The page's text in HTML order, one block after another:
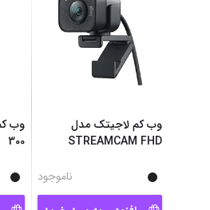
وب کم لاجیتک مدل
STREAMCAM FHD
ناموجود
300